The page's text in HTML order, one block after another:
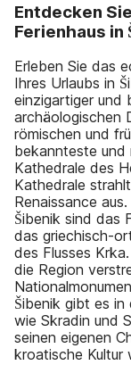
Entdecken
Ferienhaus in
Erleben Sie das
Ihres Urlaubs in
einzigartiger und
archäologischen
römischen und
bekannteste
Kathedrale des
Kathedrale
Renaissance
Šibenik sind das
das griechisch-
des Flusses
die Region
Šibenik gibt es in
wie Skradin und
seinen eigenen
kroatische Kultur